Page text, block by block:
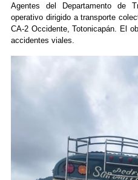
Agentes del Departamento de
operativo dirigido a transporte
CA-2 Occidente, Totonicapán. El
accidentes viales.